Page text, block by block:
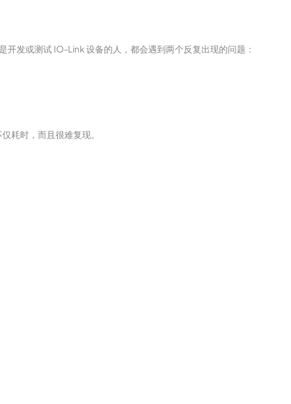
发或测试 IO-Link 设备的人，都会遇到两个反复出现的问题：
耗时，而且很难复现。